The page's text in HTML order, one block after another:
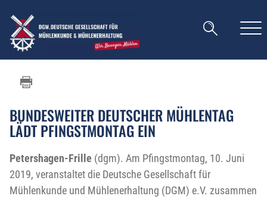
BUNDESWEITER DEUTSCHER MÜHLENTAG
LÄDT PFINGSTMONTAG EIN
Petershagen-Frille (dgm). Am Pfingstmontag, 10. Juni
2019, veranstaltet die Deutsche Gesellschaft für
Mühlenkunde und Mühlenerhaltung (DGM) e.V. zusammen